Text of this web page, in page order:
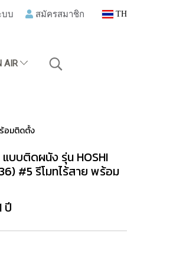
บบ สมัครสมาชิก TH
AIR
ร้อมติดตั้ง
บบติดผนัง รุ่น HOSHI
#5 รีโมทไร้สาย พร้อม
ปี